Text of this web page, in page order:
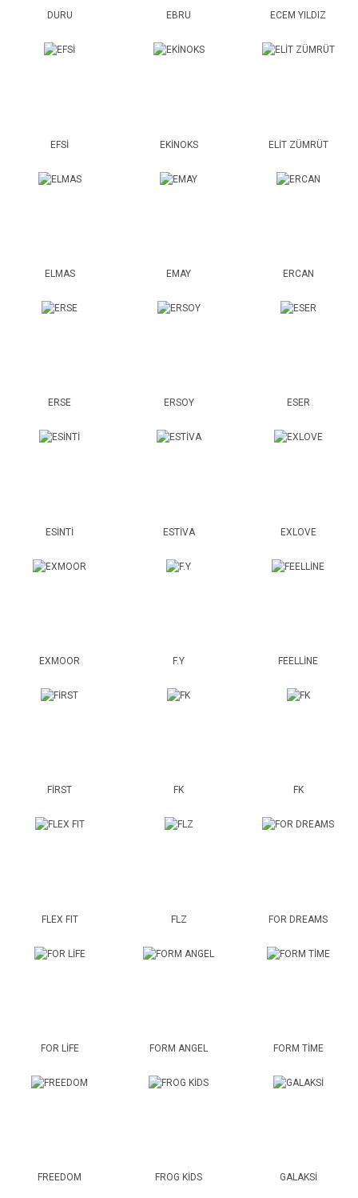
DURU EBRU ECEM YILDIZ
EFSİ EKİNOKS ELİT ZÜMRÜT
ELMAS EMAY ERCAN
ERSE ERSOY ESER
ESİNTİ ESTİVA EXLOVE
EXMOOR F.Y FEELLİNE
FİRST FK FK
FLEX FIT FLZ FOR DREAMS
FOR LİFE FORM ANGEL FORM TİME
FREEDOM FROG KİDS GALAKSİ